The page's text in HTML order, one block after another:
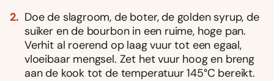
Doe de slagroom, de boter, de golden syrup, de
suiker en de bourbon in een ruime, hoge pan.
Verhit al roerend op laag vuur tot een egaal,
vloeibaar mengsel. Zet het vuur hoog en breng
aan de kook tot de temperatuur 145°C bereikt.